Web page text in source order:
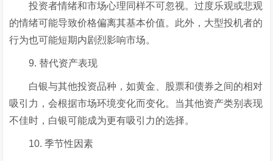
投资者情绪和市场心理同样不可忽视。过度乐观或悲观
的情绪可能导致价格偏离其基本价值。此外，大型投机者的
行为也可能短期内剧烈影响市场。
9. 替代资产表现
白银与其他投资品种，如黄金、股票和债券之间的相对
吸引力，会根据市场环境变化而变化。当其他资产类别表现
不佳时，白银可能成为更有吸引力的选择。
10. 季节性因素